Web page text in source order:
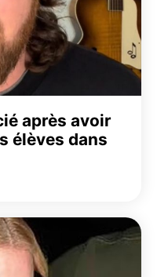
après avoir
élèves dans